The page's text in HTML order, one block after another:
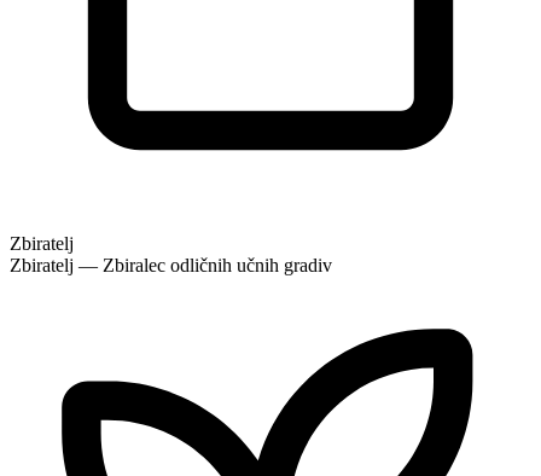
Zbiratelj
Zbiratelj — Zbiralec odličnih učnih gradiv